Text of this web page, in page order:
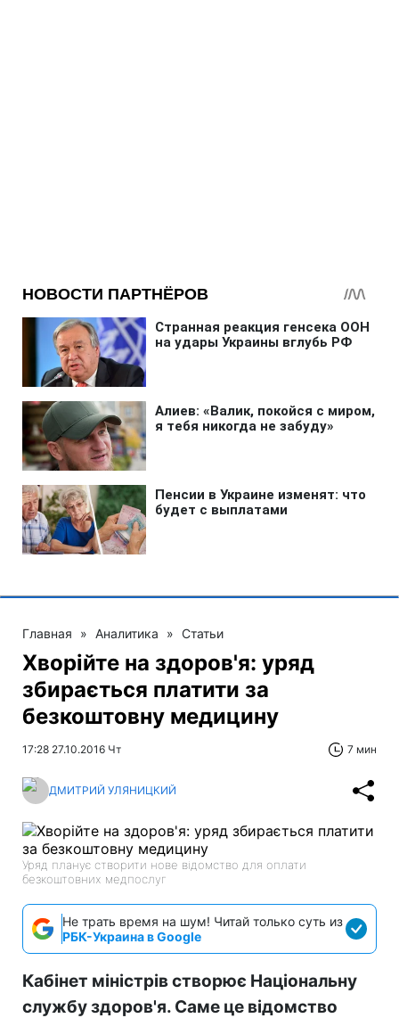
Главная » Аналитика » Статьи
Хворійте на здоров'я: уряд
збирається платити за
безкоштовну медицину
17:28 27.10.2016 Чт 7 мин
ДМИТРИЙ УЛЯНИЦКИЙ
Уряд планує створити нове відомство для оплати
безкоштовних медпослуг
Не трать время на шум! Читай только суть из
РБК-Украина в Google
Кабінет міністрів створює Національну
службу здоров'я. Саме це відомство